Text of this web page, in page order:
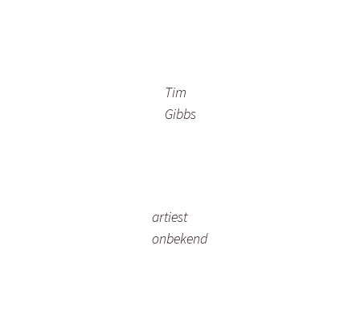
Tim
Gibbs
artiest
onbekend